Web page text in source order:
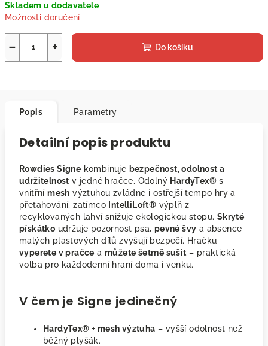
cena:
Skladem u dodavatele
Možnosti doručení
+
− Do košíku
Popis Parametry
Detailní popis produktu
Rowdies Signe kombinuje bezpečnost, odolnost a
udržitelnost v jedné hračce. Odolný HardyTex® s
vnitřnímesh výztuhou zvládne i ostřejší tempo hry a
přetahování, zatímco IntelliLoft® výplň z
recyklovaných lahví snižuje ekologickou stopu. Skryté
pískátko udržuje pozornost psa, pevné švy a absence
malých plastových dílů zvyšují bezpečí. Hračku
vyperete v pračce amůžete šetrně sušit – praktická
volba pro každodenní hraní doma i venku.
V čem je Signe jedinečný
HardyTex® + mesh výztuha – vyšší odolnost než
běžný plyšák.